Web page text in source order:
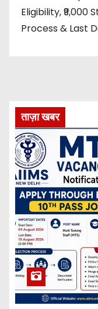
Eligibility, ₹9,000
Process & Last
ताज़ा खबर